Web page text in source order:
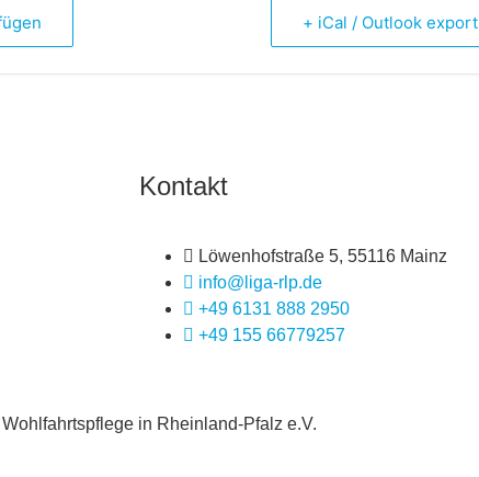
+ iCal / Outlook export
Kontakt
Löwenhofstraße 5, 55116 Mainz
info@liga-rlp.de
+49 6131 888 2950
+49 155 66779257
in Rheinland-Pfalz e.V.